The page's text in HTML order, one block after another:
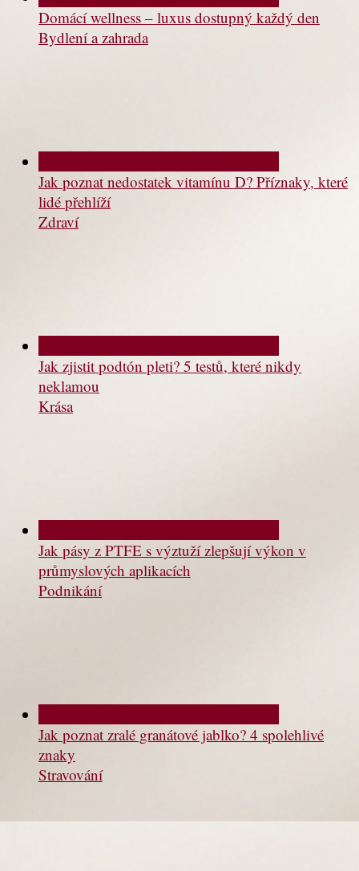
Domácí wellness – luxus dostupný každý den
Bydlení a zahrada
Jak poznat nedostatek vitamínu D? Příznaky, které
lidé přehlíží
Zdraví
Jak zjistit podtón pleti? 5 testů, které nikdy
neklamou
Krása
Jak pásy z PTFE s výztuží zlepšují výkon v
průmyslových aplikacích
Podnikání
Jak poznat zralé granátové jablko? 4 spolehlivé
znaky
Stravování